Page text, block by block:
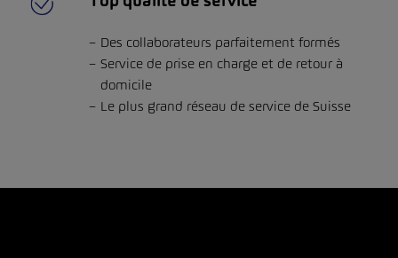
Des collaborateurs parfaitement formés
Service de prise en charge et de retour à
domicile
Le plus grand réseau de service de Suisse